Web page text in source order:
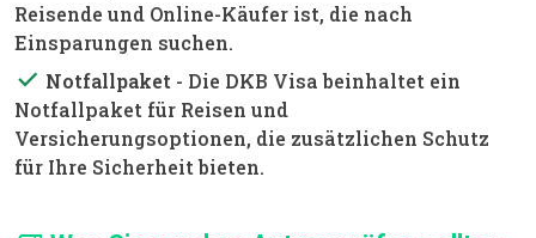
Reisende und Online-Käufer ist, die nach
Einsparungen suchen.
done Notfallpaket - Die DKB Visa beinhaltet ein
Notfallpaket für Reisen und
Versicherungsoptionen, die zusätzlichen Schutz
für Ihre Sicherheit bieten.